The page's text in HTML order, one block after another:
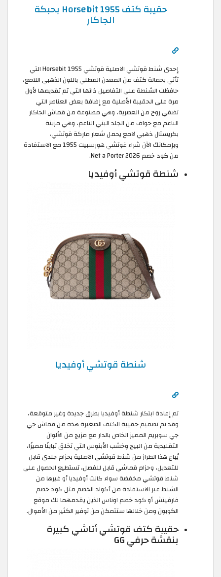
حقيبة كتف Horsebit 1955 بحبكة
الجاكار
إحدى شنط قوتشي الاصلية قوتشي Horsebit 1955 التي
تأتي بحمالة كتف من المعدن المطلي باللون الذهبي اللامع،
حافظت الشنطة على التفاصيل ذاتها التي تم تقديمها لأول
مرة على الحقيبة الأصلية مع إضافة بعض العناصر التي
تضفي روح من العصرية، وهي مصنوعة من قماش الجاكار
الناعم مع حواف من الجلد البني الناعم، وهي مزينة
بكريستال ذهبي لامع يحمل شعار ماركة قوتشي،
وبإمكانك الآن شراء غوتشي هورسبيت 1955 مع الاستفادة
من كود خصم Net a Porter 2026.
شنطة قوتشي أوفيديا
شنطة قوتشي أوفيديا
تم إعادة ابتكار شنطة أوفيديا بطرق جديدة وغير متوقعة،
وقد تم تصميم حقيبة الكتف الصغيرة هذه من قماش جي
جي سوبريم المميز الخاص بالدار مع مزيج من الألوان
التقليدية من البيج وخشب الأبنوس التي تخلق تباينًا مميزًا،
يُباع هذا الطراز من شنط قوتشي الاصلية بحزام جلدي قابل
للتعديل، وحزام قماشي قابل للفصل، تستطيع الحصول على
شنط قوتشي مخفضة سواء كانت أوفيديا أو غيرها من
الشنط عبر الاستفادة من أكواد الخصم مثل كود خصم
فارفيتش أو كود خصم اوناس الذين يقدمهما لك موقع
الكوبون ومن خلالها ستتمكن من توفير الكثير من الأموال.
حقيبة كتف قوتشي أتاشي كبيرة
بنقشة حرفي GG